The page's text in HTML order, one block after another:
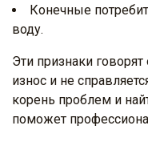
Конечные
воду.
Эти признаки говорят
износ и не
корень проблем и
поможет